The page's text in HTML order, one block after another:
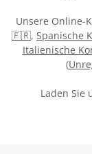
Unsere Online-
🇫🇷, Spanische
Italienische
(
Laden Sie